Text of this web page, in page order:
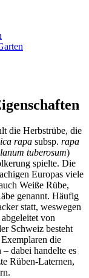
die Herbstrübe, die
rapa subsp. rapa
tuberosum)
spielte. Die
Europas viele
Weiße Rübe,
genannt. Häufig
statt, weswegen
von
Schweiz besteht
die
dabei handelte es
Rüben-Laternen,